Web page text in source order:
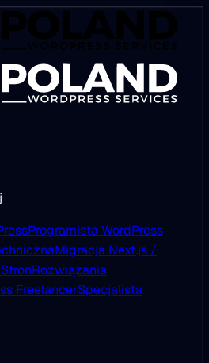
Programista WordPress
Migracja Next.js /
Rozwiązania
FreelancerSpecjalista